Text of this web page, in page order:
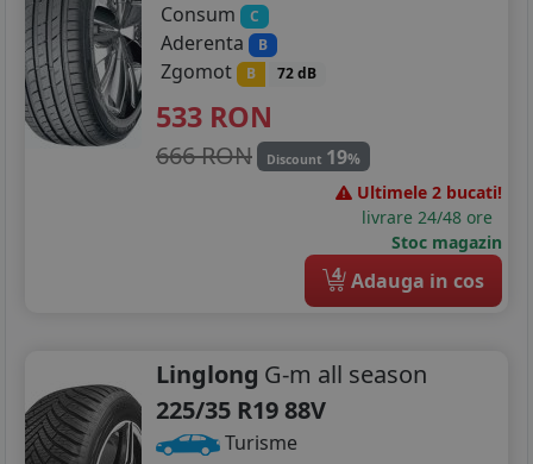
Consum
C
Aderenta B
Zgomot B 72 dB
533 RON
666 RON Discount 19%
Ultimele 2 bucati!
livrare 24/48 ore
Stoc magazin
4 Adauga in cos
Linglong G-m all season
225/35 R19 88V
Turisme